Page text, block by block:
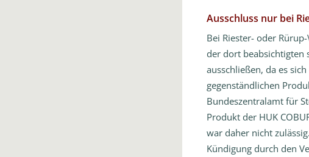
Ausschluss nur bei
Bei Riester- oder
der dort beabsichtigten
ausschließen, da es
gegenständlichen
Bundeszentralamt für
Produkt der HUK
war daher nicht
Kündigung durch den